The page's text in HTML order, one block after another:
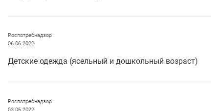
Роспотребнадзор
06.06.2022
Детские одежда (ясельный и дошкольный возраст)
Роспотребнадзор